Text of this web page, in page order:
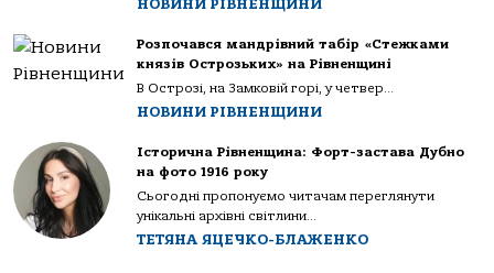
НОВИНИ РІВНЕНЩИНИ
Розпочався мандрівний табір «Стежками
князів Острозьких» на Рівненщині
В Острозі, на Замковій горі, у четвер...
НОВИНИ РІВНЕНЩИНИ
Історична Рівненщина: Форт-застава Дубно
на фото 1916 року
Сьогодні пропонуємо читачам переглянути
унікальні архівні світлини...
ТЕТЯНА ЯЦЕЧКО-БЛАЖЕНКО